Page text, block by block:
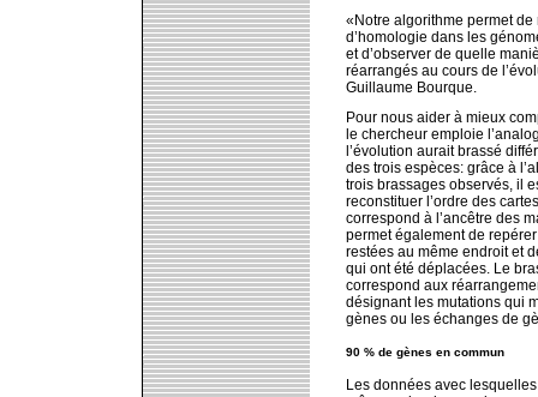
«Notre algorithme permet de
d’homologie dans les
et d’observer de quelle
réarrangés au cours de
Guillaume Bourque.
Pour nous aider à mieux
le chercheur emploie
l’évolution aurait brassé
des trois espèces: grâce à
trois brassages observés, il
reconstituer l’ordre des
correspond à l’ancêtre des
permet également de
restées au même endroit et
qui ont été déplacées. Le
correspond aux
désignant les mutations qui
gènes ou les échanges de
90 % de gènes en commun
Les données avec